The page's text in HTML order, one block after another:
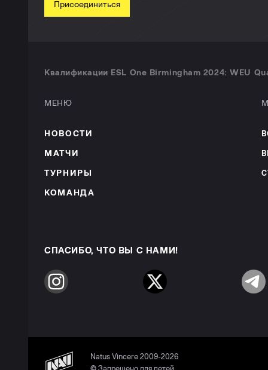
Присоединиться
Квалификации ESL One Birmingham 2024: WEU
МЕНЮ
НОВОСТИ
МАТЧИ
ТУРНИРЫ
КОМАНДА
СПАСИБО, ЧТО ВЫ С НАМИ!
Instagram Twitter
Natus Vincere 2009-2026